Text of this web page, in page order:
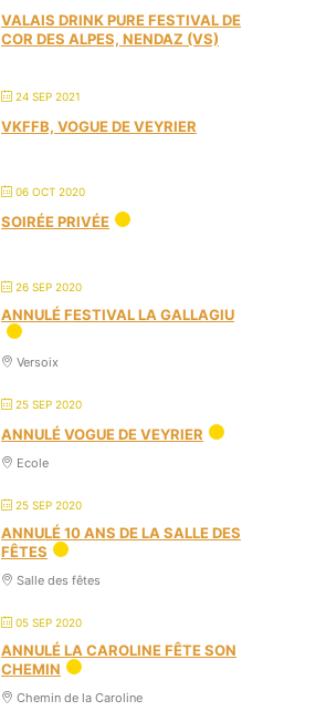
VALAIS DRINK PURE FESTIVAL DE
COR DES ALPES, NENDAZ (VS)
24 SEP 2021
VKFFB, VOGUE DE VEYRIER
06 OCT 2020
SOIRÉE PRIVÉE
26 SEP 2020
ANNULÉ FESTIVAL LA GALLAGIU
Versoix
25 SEP 2020
ANNULÉ VOGUE DE VEYRIER
Ecole
25 SEP 2020
ANNULÉ 10 ANS DE LA SALLE DES
FÊTES
Salle des fêtes
05 SEP 2020
ANNULÉ LA CAROLINE FÊTE SON
CHEMIN
Chemin de la Caroline